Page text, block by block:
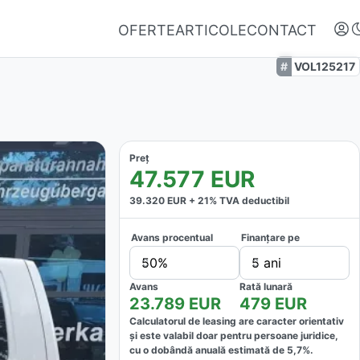
OFERTEARTICOLECONTACT
Autentifică-te
Nu ai oferte favorite
VOL125217
Preț
47.577 EUR
39.320 EUR + 21% TVA deductibil
Avans procentual
50%
Finanțare pe
5 ani
Avans
23.789 EUR
Rată lunară
479 EUR
Calculatorul de leasing are caracter orientativ
și este valabil doar pentru persoane juridice,
cu o dobândă anuală estimată de 5,7%.